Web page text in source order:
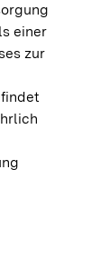
einer
zur